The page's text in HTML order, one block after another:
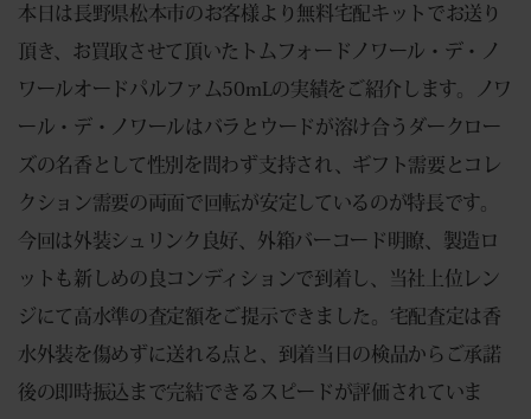
本日は長野県松本市のお客様より無料宅配キットでお送り
頂き、お買取させて頂いたトムフォードノワール・デ・ノ
ワールオードパルファム50mLの実績をご紹介します。ノワ
ール・デ・ノワールはバラとウードが溶け合うダークロー
ズの名香として性別を問わず支持され、ギフト需要とコレ
クション需要の両面で回転が安定しているのが特長です。
今回は外装シュリンク良好、外箱バーコード明瞭、製造ロ
ットも新しめの良コンディションで到着し、当社上位レン
ジにて高水準の査定額をご提示できました。宅配査定は香
水外装を傷めずに送れる点と、到着当日の検品からご承諾
後の即時振込まで完結できるスピードが評価されていま